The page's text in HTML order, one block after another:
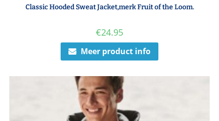
Classic Hooded Sweat Jacket,merk Fruit of the Loom.
€24.95
Meer product info